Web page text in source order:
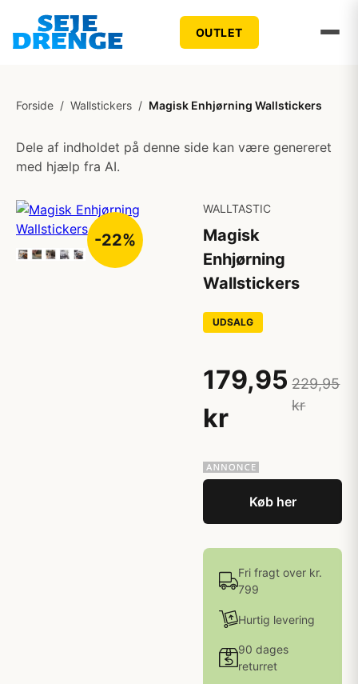
OUTLET
Forside / Wallstickers / Magisk Enhjørning Wallstickers
Dele af indholdet på denne side kan være genereret
med hjælp fra AI.
-22%
WALLTASTIC
Magisk
Enhjørning
Wallstickers
UDSALG
179,95
kr
229,95
kr
Køb her
Fri fragt over kr.
799
Hurtig levering
90 dages
returret